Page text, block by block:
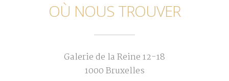
OÙ NOUS TROUVER
Galerie de la Reine 12-18
1000 Bruxelles